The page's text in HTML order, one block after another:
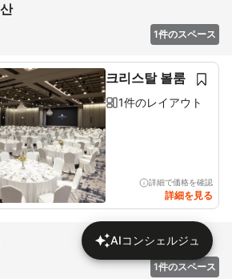
1件のスペース
크리스탈 볼룸
1件のレイアウト
詳細で価格を確認
詳細を見る
1件のスペース
AIコンシェルジュ